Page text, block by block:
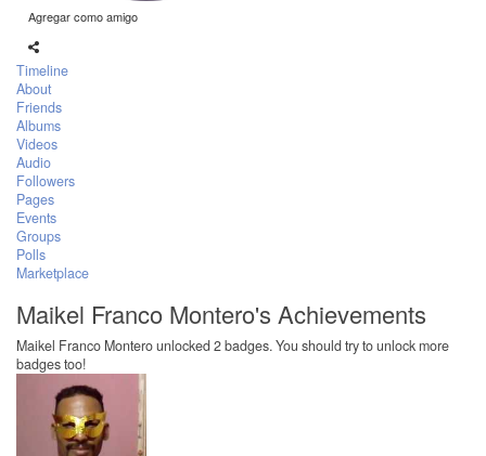
Agregar como amigo
Timeline
About
Friends
Albums
Videos
Audio
Followers
Pages
Events
Groups
Polls
Marketplace
Maikel Franco Montero's Achievements
Maikel Franco Montero unlocked 2 badges. You should try to unlock more
badges too!